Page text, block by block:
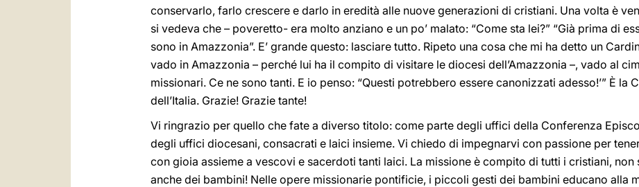
conservarlo, farlo crescere e darlo in eredità alle nuove generazioni di cristiani. Una volta è
si vedeva che – poveretto- era molto anziano e un po’ malato: “Come sta lei?” “Già prima di
sono in Amazzonia”. E’ grande questo: lasciare tutto. Ripeto una cosa che mi ha detto un
vado in Amazzonia – perché lui ha il compito di visitare le diocesi dell’Amazzonia –, vado al
missionari. Ce ne sono tanti. E io penso: “Questi potrebbero essere canonizzati adesso!’” È la
dell’Italia. Grazie! Grazie tante!
Vi ringrazio per quello che fate a diverso titolo: come parte degli uffici della Conferenza
degli uffici diocesani, consacrati e laici insieme. Vi chiedo di impegnarvi con passione per
con gioia assieme a vescovi e sacerdoti tanti laici. La missione è compito di tutti i cristiani,
anche dei bambini! Nelle opere missionarie pontificie, i piccoli gesti dei bambini educano alla